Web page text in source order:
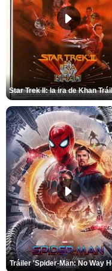
Tráiler 'Spider-Man: No Way